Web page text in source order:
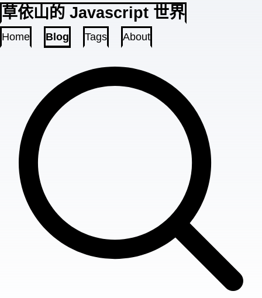
草依山的 Javascript 世界
Home Blog Tags About